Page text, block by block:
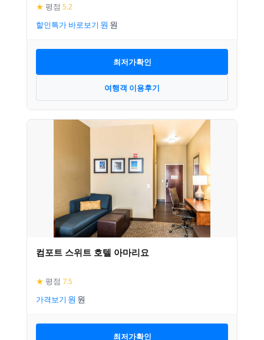
★ 평점 5.2
할인특가 바로보기
최저가확인
여행객 이용후기
컴포트 스위트 호텔 아마리요
★ 평점 7.5
가격보기
최저가확인